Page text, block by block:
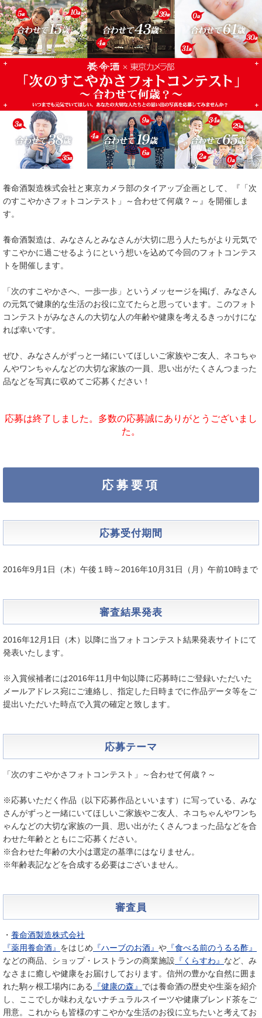
養命酒製造株式会社と東京カメラ部のタイアップ企画として、『「次
のすこやかさフォトコンテスト」～合わせて何歳？～』を開催しま
す。
養命酒製造は、みなさんとみなさんが大切に思う人たちがより元気で
すこやかに過ごせるようにという想いを込めて今回のフォトコンテス
トを開催します。
「次のすこやかさへ、一歩一歩」というメッセージを掲げ、みなさん
の元気で健康的な生活のお役に立てたらと思っています。このフォト
コンテストがみなさんの大切な人の年齢や健康を考えるきっかけにな
れば幸いです。
ぜひ、みなさんがずっと一緒にいてほしいご家族やご友人、ネコちゃ
んやワンちゃんなどの大切な家族の一員、思い出がたくさんつまった
品などを写真に収めてご応募ください！
応募は終了しました。多数の応募誠にありがとうございまし
た。
応募要項
応募受付期間
2016年9月1日（木）午後１時～2016年10月31日（月）午前10時まで
審査結果発表
2016年12月1日（木）以降に当フォトコンテスト結果発表サイトにて
発表いたします。
※入賞候補者には2016年11月中旬以降に応募時にご登録いただいた
メールアドレス宛にご連絡し、指定した日時までに作品データ等をご
提出いただいた時点で入賞の確定と致します。
応募テーマ
「次のすこやかさフォトコンテスト」～合わせて何歳？～
※応募いただく作品（以下応募作品といいます）に写っている、みな
さんがずっと一緒にいてほしいご家族やご友人、ネコちゃんやワンち
ゃんなどの大切な家族の一員、思い出がたくさんつまった品などを合
わせた年齢とともにご応募ください。
※合わせた年齢の大小は選定の基準にはなりません。
※年齢表記などを合成する必要はございません。
審査員
・ 養命酒製造株式会社
『薬用養命酒』 をはじめ 『ハーブのお酒』 や 『食べる前のうるる酢』
などの商品、ショップ・レストランの商業施設 『くらすわ』 など、み
なさまに癒しや健康をお届けしております。信州の豊かな自然に囲ま
れた駒ヶ根工場内にある
『健康の森』 では養命酒の歴史や生薬を紹介
し、ここでしか味わえないナチュラルスイーツや健康ブレンド茶をご
用意。これからも皆様のすこやかな生活のお役に立ちたいと考えてお